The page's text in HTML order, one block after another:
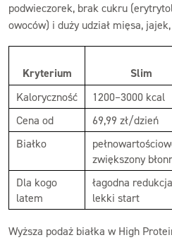
podwieczorek, brak cukru
owoców) i duży udział mięsa,
Kryterium Slim
Kaloryczność 1200–3000 kcal
Cena od
69,99 zł/dzień
Białko
zwiększony
Dla kogo
latem
łagodna
lekki start
Wyższa podaż białka w High